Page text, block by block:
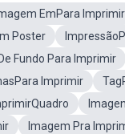
EmPara Imprimir
Poster
Fundo Para Imprimir
Imprimir
Imagem Pra